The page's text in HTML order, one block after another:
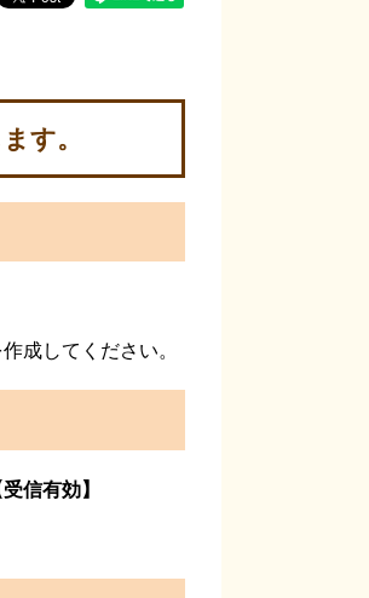
す。
成してください。
受信有効】